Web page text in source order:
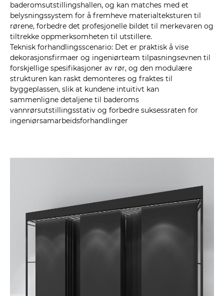
baderomsutstillingshallen, og kan matches med et
belysningssystem for å fremheve materialteksturen til
rørene, forbedre det profesjonelle bildet til merkevaren og
tiltrekke oppmerksomheten til utstillere.
Teknisk forhandlingsscenario: Det er praktisk å vise
dekorasjonsfirmaer og ingeniørteam tilpasningsevnen til
forskjellige spesifikasjoner av rør, og den modulære
strukturen kan raskt demonteres og fraktes til
byggeplassen, slik at kundene intuitivt kan
sammenligne detaljene til baderoms
vannrørsutstillingsstativ og forbedre suksessraten for
ingeniørsamarbeidsforhandlinger